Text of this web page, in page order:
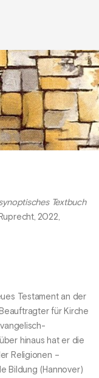
Textbuch
2022,
Testament an der
für Kirche
hinaus hat er die
Religionen –
Bildung (Hannover)